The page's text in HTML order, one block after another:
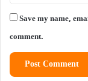
Save my name,
comment.